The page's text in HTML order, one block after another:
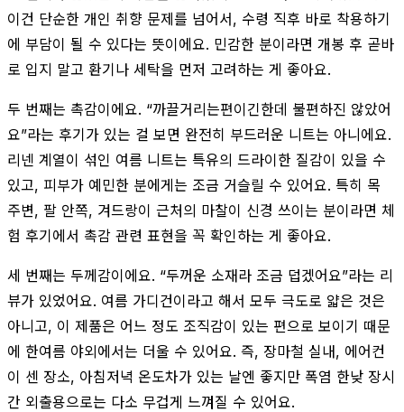
이건 단순한 개인 취향 문제를 넘어서, 수령 직후 바로 착용하기
에 부담이 될 수 있다는 뜻이에요. 민감한 분이라면 개봉 후 곧바
로 입지 말고 환기나 세탁을 먼저 고려하는 게 좋아요.
두 번째는 촉감이에요. “까끌거리는편이긴한데 불편하진 않았어
요”라는 후기가 있는 걸 보면 완전히 부드러운 니트는 아니에요.
리넨 계열이 섞인 여름 니트는 특유의 드라이한 질감이 있을 수
있고, 피부가 예민한 분에게는 조금 거슬릴 수 있어요. 특히 목
주변, 팔 안쪽, 겨드랑이 근처의 마찰이 신경 쓰이는 분이라면 체
험 후기에서 촉감 관련 표현을 꼭 확인하는 게 좋아요.
세 번째는 두께감이에요. “두꺼운 소재라 조금 덥겠어요”라는 리
뷰가 있었어요. 여름 가디건이라고 해서 모두 극도로 얇은 것은
아니고, 이 제품은 어느 정도 조직감이 있는 편으로 보이기 때문
에 한여름 야외에서는 더울 수 있어요. 즉, 장마철 실내, 에어컨
이 센 장소, 아침저녁 온도차가 있는 날엔 좋지만 폭염 한낮 장시
간 외출용으로는 다소 무겁게 느껴질 수 있어요.